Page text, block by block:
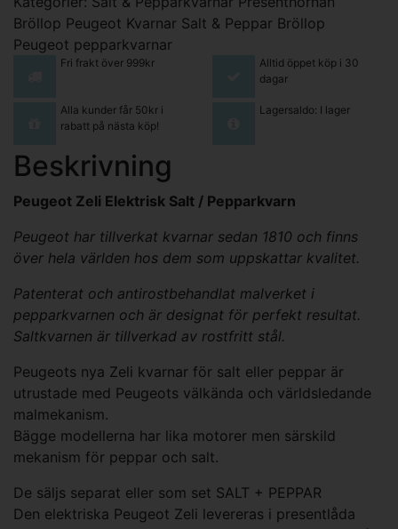
Bröllop Peugeot Kvarnar Salt & Peppar Bröllop
Peugeot pepparkvarnar
Fri frakt över 999kr
Alltid öppet köp i 30
dagar
Alla kunder får 50kr i
rabatt på nästa köp!
Lagersaldo: I lager
Beskrivning
Peugeot Zeli Elektrisk Salt / Pepparkvarn
Peugeot har tillverkat kvarnar sedan 1810 och finns
över hela världen hos dem som uppskattar kvalitet.
Patenterat och antirostbehandlat malverket i
pepparkvarnen och är designat för perfekt resultat.
Saltkvarnen är tillverkad av rostfritt stål.
Peugeots nya Zeli kvarnar för salt eller peppar är
utrustade med Peugeots välkända och världsledande
malmekanism.
Bägge modellerna har lika motorer men särskild
mekanism för peppar och salt.
De säljs separat eller som set SALT + PEPPAR
Den elektriska Peugeot Zeli levereras i presentlåda